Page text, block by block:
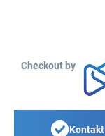
Checkout by
Kontakt